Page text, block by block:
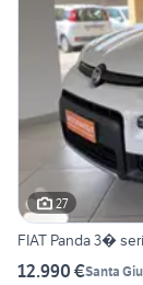
27
FIAT Panda 3�
12.990 €Santa